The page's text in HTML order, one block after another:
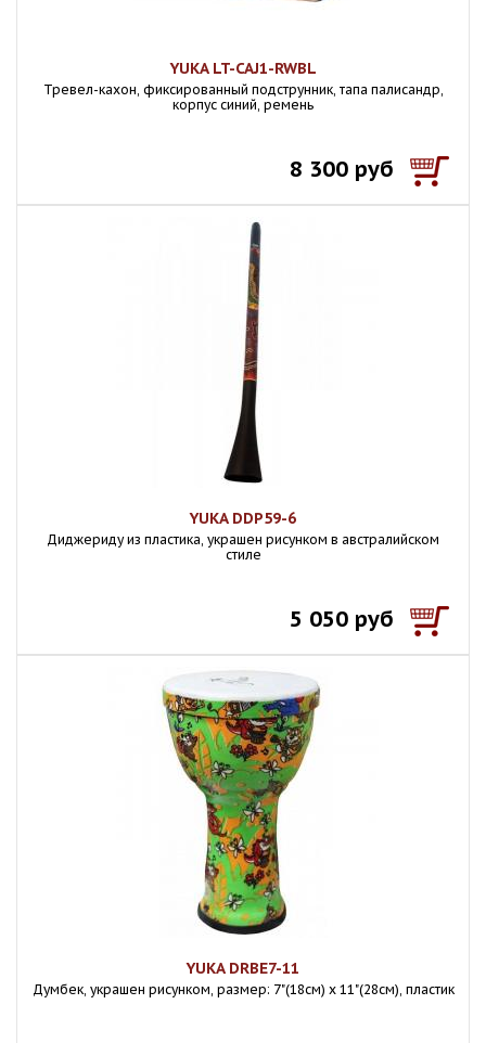
YUKA LT-CAJ1-RWBL
Тревел-кахон, фиксированный подструнник, тапа палисандр,
корпус синий, ремень
8 300 руб
YUKA DDP59-6
Диджериду из пластика, украшен рисунком в австралийском
стиле
5 050 руб
YUKA DRBE7-11
Думбек, украшен рисунком, размер: 7"(18см) х 11"(28см), пластик